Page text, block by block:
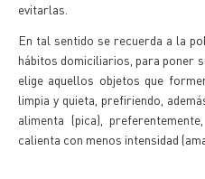
evitarlas.
En tal sentido se recuerda a la
hábitos domiciliarios, para poner
elige aquellos objetos que
limpia y quieta, prefiriendo,
alimenta (pica),
calienta con menos intensidad